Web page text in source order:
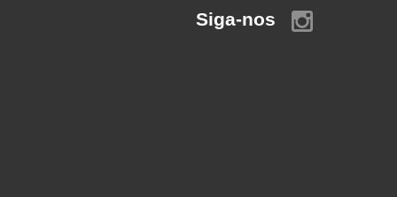
Siga-nos